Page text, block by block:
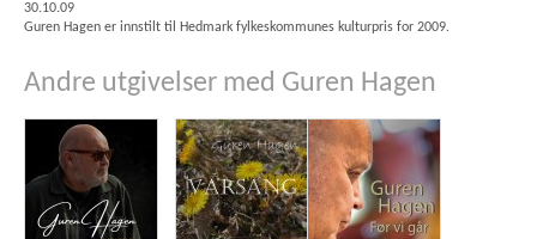
30.10.09
Guren Hagen er innstilt til Hedmark fylkeskommunes kulturpris for 2009.
Andre utgivelser med Guren Hagen